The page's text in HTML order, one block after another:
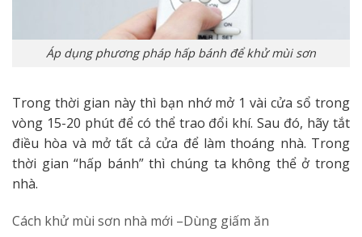
Áp dụng phương pháp hấp bánh để khử mùi sơn
Trong thời gian này thì bạn nhớ mở 1 vài cửa sổ trong
vòng 15-20 phút để có thể trao đổi khí. Sau đó, hãy tắt
điều hòa và mở tất cả cửa để làm thoáng nhà. Trong
thời gian “hấp bánh” thì chúng ta không thể ở trong
nhà.
Cách khử mùi sơn nhà mới –Dùng giấm ăn